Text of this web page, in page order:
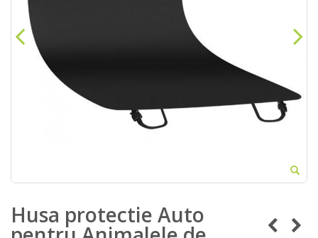
Husa protectie Auto